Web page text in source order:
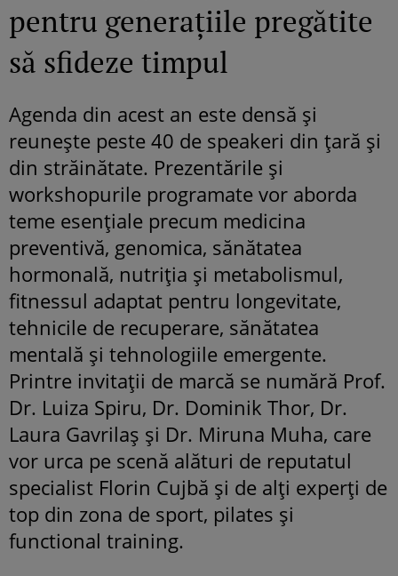
pentru generațiile pregătite
să sfideze timpul
Agenda din acest an este densă și
reunește peste 40 de speakeri din țară și
din străinătate. Prezentările și
workshopurile programate vor aborda
teme esențiale precum medicina
preventivă, genomica, sănătatea
hormonală, nutriția și metabolismul,
fitnessul adaptat pentru longevitate,
tehnicile de recuperare, sănătatea
mentală și tehnologiile emergente.
Printre invitații de marcă se numără Prof.
Dr. Luiza Spiru, Dr. Dominik Thor, Dr.
Laura Gavrilaș și Dr. Miruna Muha, care
vor urca pe scenă alături de reputatul
specialist Florin Cujbă și de alți experți de
top din zona de sport, pilates și
functional training.